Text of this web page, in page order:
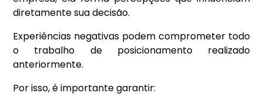
diretamente sua decisão.
Experiências negativas podem comprometer todo
o trabalho de posicionamento realizado
anteriormente.
Por isso, é importante garantir: